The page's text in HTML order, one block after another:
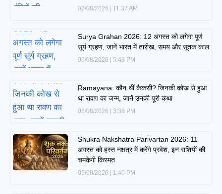
07/08/2026 11:37 AM
Surya Grahan 2026: 12 अगस्त को लगेगा पूर्ण
सूर्य ग्रहण, जानें भारत में तारीख, समय और सूतक काल
06/08/2026 5:43 PM
Ramayana: कौन थीं कैकसी? जिनकी कोख से हुआ
था रावण का जन्म, जानें उनकी पूरी कथा
06/08/2026 3:38 PM
Shukra Nakshatra Parivartan 2026: 11
अगस्त को हस्त नक्षत्र में करेंगे प्रवेश, इन राशियों की
चमकेगी किस्मत
06/08/2026 1:40 PM